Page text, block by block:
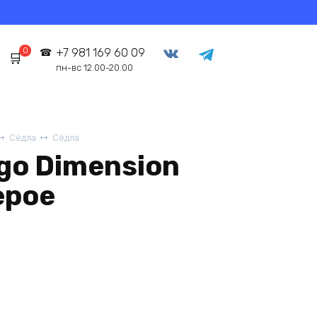
0 +7 981 169 60 09
пн-вс 12.00-20.00
Сёдла Сёдла
Dimension